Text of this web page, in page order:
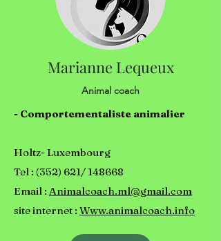
Marianne Lequeux
Animal coach
- Comportementaliste animalier
Holtz- Luxembourg
Tel : (352) 621/ 148668
Email : Animalcoach.ml@gmail.com
site internet : Www.animalcoach.info